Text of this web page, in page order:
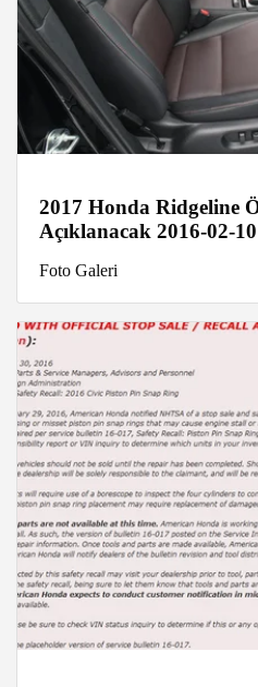
2017 Honda Ridgeline
Açıklanacak 2016-02-10
Foto Galeri